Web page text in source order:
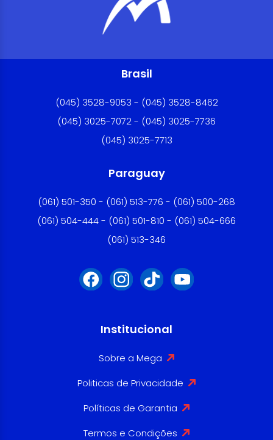
Brasil
(045) 3528-9053 - (045) 3528-8462
(045) 3025-7072 - (045) 3025-7736
(045) 3025-7713
Paraguay
(061) 501-350 - (061) 513-776 - (061) 500-268
(061) 504-444 - (061) 501-810 - (061) 504-666
(061) 513-346
Institucional
Sobre a Mega
Politicas de Privacidade
Políticas de Garantia
Termos e Condições